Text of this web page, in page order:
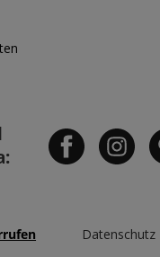
Datenschutz